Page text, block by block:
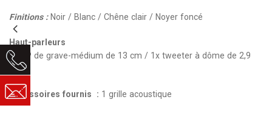
Finitions : Noir / Blanc / Chêne clair / Noyer foncé
Haut-parleurs
1x HP de grave-médium de 13 cm / 1x tweeter à dôme de 2,9
cm
Accessoires fournis : 1 grille acoustique